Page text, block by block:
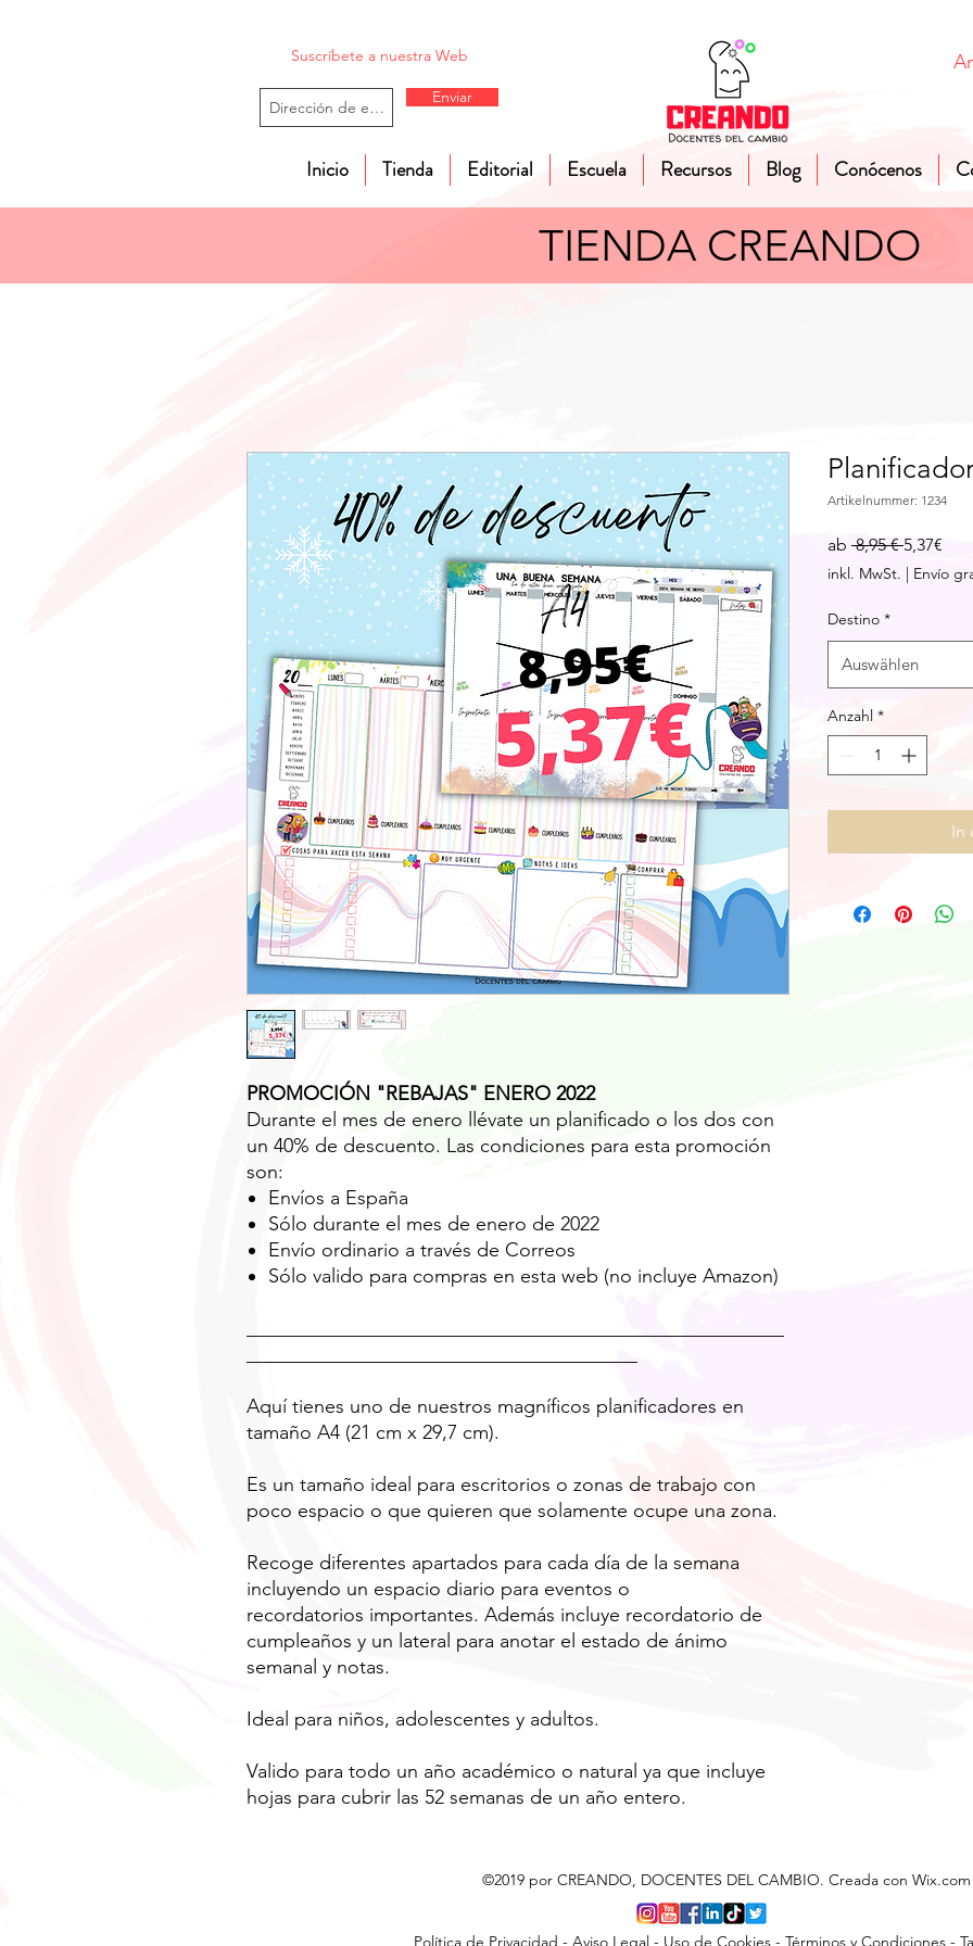
Suscríbete a nuestra Web
Enviar
Inicio Tienda Editorial Escuela Recursos Blog Conócenos
TIENDA CREANDO
PROMOCIÓN "REBAJAS" ENERO 2022
Durante el mes de enero llévate un planificado o los dos con
un 40% de descuento. Las condiciones para esta promoción
son:
Envíos a España
Sólo durante el mes de enero de 2022
Envío ordinario a través de Correos
Sólo valido para compras en esta web (no incluye Amazon)
Aquí tienes uno de nuestros magníficos planificadores en
tamaño A4 (21 cm x 29,7 cm).
Es un tamaño ideal para escritorios o zonas de trabajo con
poco espacio o que quieren que solamente ocupe una zona.
Recoge diferentes apartados para cada día de la semana
incluyendo un espacio diario para eventos o
recordatorios importantes. Además incluye recordatorio de
cumpleaños y un lateral para anotar el estado de ánimo
semanal y notas.
Ideal para niños, adolescentes y adultos.
Valido para todo un año académico o natural ya que incluye
hojas para cubrir las 52 semanas de un año entero.
Artikelnummer: 1234
ab 8,95 € 5,37€
inkl. MwSt. | Envío
Destino *
Auswählen
Anzahl *
In
©2019 por CREANDO, DOCENTES DEL CAMBIO. Creada con Wix.com
Política de Privacidad - Aviso Legal- Uso de Cookies- Términos y Condiciones-